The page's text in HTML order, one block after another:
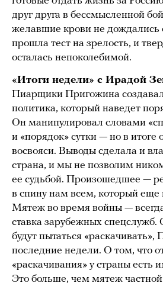
друг друга в бессмысленной
желавшие крови не дождались
прошла тест на зрелость, и
осталась непоколебимой.
«Итоги недели» с Ирадой
Пиарщики Пригожина
политика, который наведет
Он манипулировал словами
и «порядок» сутки — но в итоге
восвояси. Выводы сделала и
страна, и мы не позволим
ее судьбой. Произошедшее —
в спину нам всем, который еще
Мятеж во время войны —
ставка зарубежных спецслужб.
будут пытаться «раскачивать»,
последние недели. О том, что
«раскачивания» у страны есть
Это больше, чем мятеж